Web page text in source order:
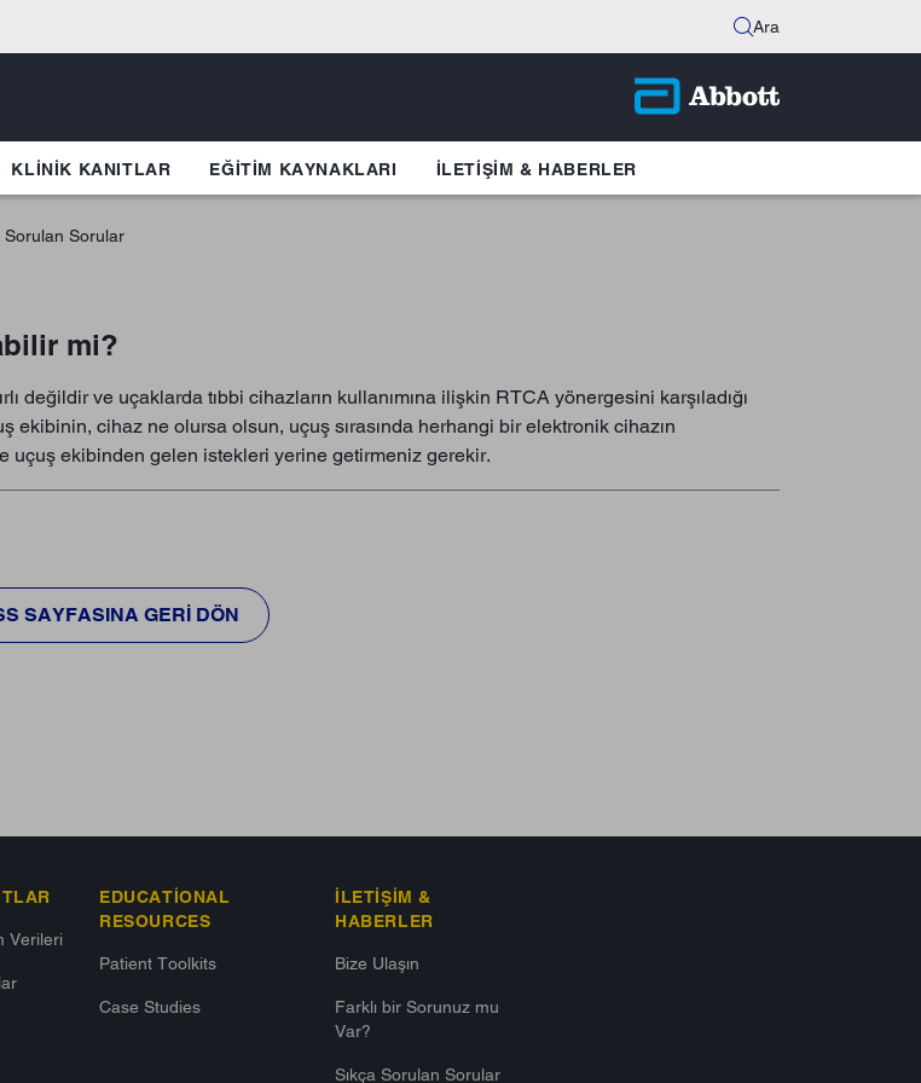
Ara
KLINIK KANITLAR EĞİTİM KAYNAKLARI İLETIŞIM & HABERLER
Sorulan Sorular
mi?
değildir ve uçaklarda tıbbi cihazların kullanımına ilişkin RTCA yönergesini karşıladığı
ekibinin, cihaz ne olursa olsun, uçuş sırasında herhangi bir elektronik cihazın
uçuş ekibinden gelen istekleri yerine getirmeniz gerekir.
SAYFASINA GERI DÖN
Verileri
EDUCATIONAL
RESOURCES
Patient Toolkits
Case Studies
İLETIŞIM &
HABERLER
Bize Ulaşın
Farklı bir Sorunuz mu
Var?​
Sıkça Sorulan Sorular